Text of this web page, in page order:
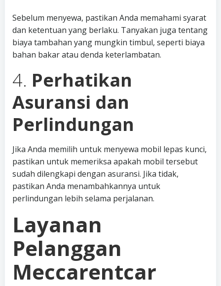
Sebelum menyewa, pastikan Anda memahami syarat
dan ketentuan yang berlaku. Tanyakan juga tentang
biaya tambahan yang mungkin timbul, seperti biaya
bahan bakar atau denda keterlambatan.
4. Perhatikan
Asuransi dan
Perlindungan
Jika Anda memilih untuk menyewa mobil lepas kunci,
pastikan untuk memeriksa apakah mobil tersebut
sudah dilengkapi dengan asuransi. Jika tidak,
pastikan Anda menambahkannya untuk
perlindungan lebih selama perjalanan.
Layanan
Pelanggan
Meccarentcar